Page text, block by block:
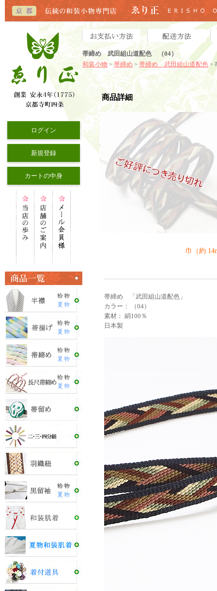
帯締め 武田組山道配色 （04）
和装小物 > 帯締め > 帯締め 武田組山道配色>
ログイン
新規登録
カートの中身
商品詳細
巾（約
帯締め 「武田組山道配色」
カラー： （04）
素材： 絹100％
日本製